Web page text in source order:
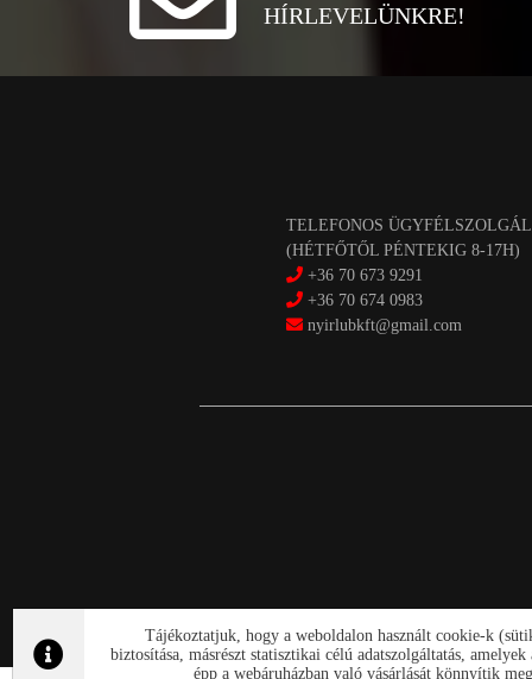
HÍRLEVELÜNKRE!
TELEFONOS
(HÉTFŐTŐL PÉNTEKIG 8-17H)
+36 70 673 9291
+36 70 674 0983
nyirlubkft@gmail.com
Tájékoztatjuk, hogy a weboldalon használt cookie-k
biztosítása, másrészt statisztikai célú adatszolgáltatás,
épp a webáruházban való vásárlását könnyítik